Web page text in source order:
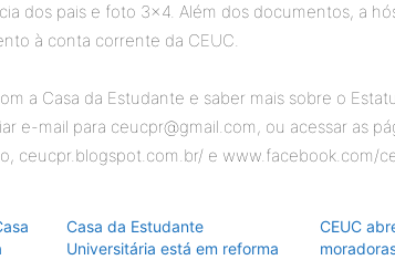
dos pais e foto 3×4. Além dos documentos, a
à conta corrente da CEUC.
a Casa da Estudante e saber mais sobre o
e-mail para ceucpr@gmail.com, ou acessar as
ceucpr.blogspot.com.br/ e www.facebook.com/
Casa da Estudante
Universitária está em reforma
CEUC